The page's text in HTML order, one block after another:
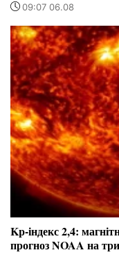
09:07 06.08
Kp-індекс 2,4:
прогноз NOAA на